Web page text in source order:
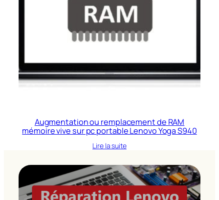
Augmentation ou remplacement de RAM
mémoire vive sur pc portable Lenovo Yoga S940
Lire la suite